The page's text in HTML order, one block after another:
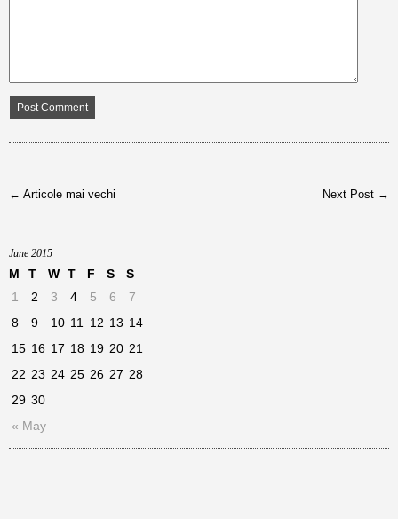
← Articole mai vechi Next Post →
June 2015
M T W T F S S
« May
1 2 3 4 5 6
7
8
9 10 11 12 13 14
15 16 17 18 19 20 21
22 23 24 25 26 27 28
29 30